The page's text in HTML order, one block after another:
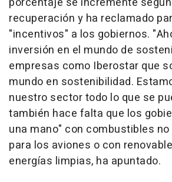
recuperación y ha reclamado
"incentivos" a los gobiernos.
inversión en el mundo de
empresas como Iberostar que
mundo en sostenibilidad.
nuestro sector todo lo que se
también hace falta que los
una mano" con combustibles
para los aviones o con
energías limpias, ha apuntado.